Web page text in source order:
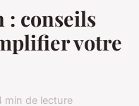
: conseils
votre
min de lecture